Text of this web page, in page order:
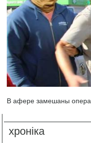
В афере замешаны
хроніка